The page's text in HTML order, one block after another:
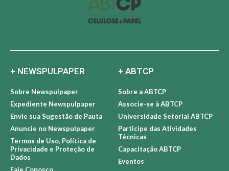
+ NEWSPULPAPER
Sobre Newspulpaper
Expediente Newspulpaper
Envie sua Sugestão de Pauta
Anuncie no Newspulpaper
Termos de Uso, Política de
Privacidade e Proteção de
Dados
Fale Conosco
+ ABTCP
Sobre a ABTCP
Associe-se à ABTCP
Universidade Setorial ABTCP
Participe das Atividades
Técnicas
Capacitação ABTCP
Eventos